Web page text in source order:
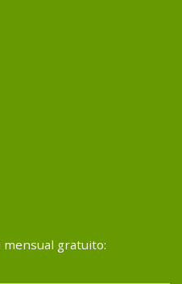
gratuito: